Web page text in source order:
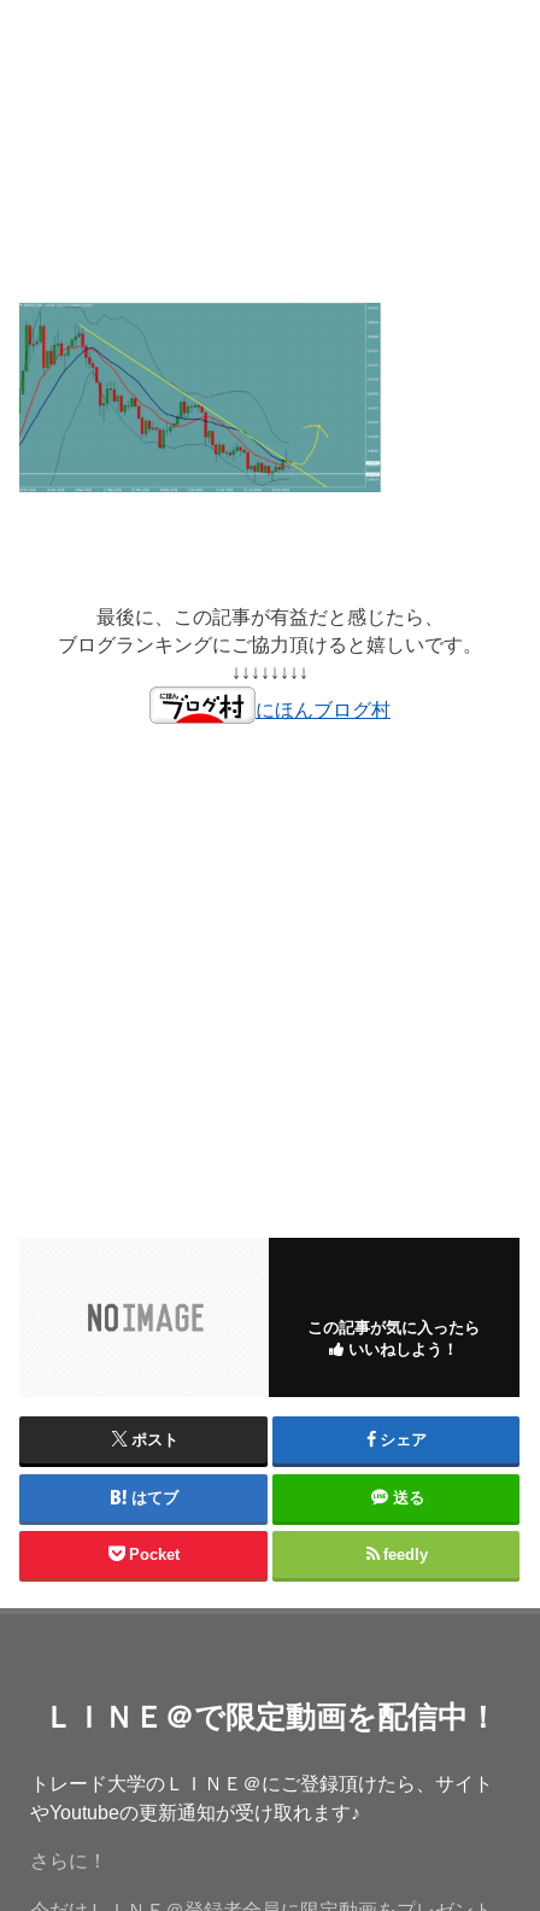
最後に、この記事が有益だと感じたら、
ブログランキングにご協力頂けると嬉しいです。
↓↓↓↓↓↓↓↓
にほんブログ村
この記事が気に入ったら
いいねしよう！
ポスト シェア
はてブ 送る
Pocket feedly
ＬＩＮＥ＠で限定動画を配信中！
トレード大学のＬＩＮＥ＠にご登録頂けたら、サイト
やYoutubeの更新通知が受け取れます♪
さらに！